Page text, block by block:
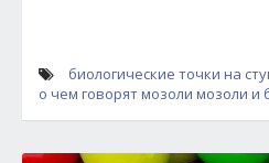
биологические точки на
о чем говорят мозоли мозоли и